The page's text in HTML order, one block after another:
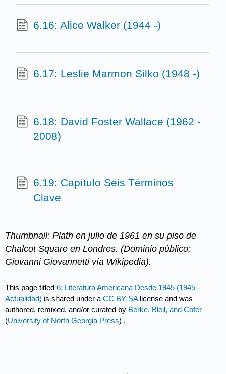
6.16: Alice Walker (1944 -)
6.17: Leslie Marmon Silko (1948 -)
6.18: David Foster Wallace (1962 -
2008)
6.19: Capítulo Seis Términos
Clave
Thumbnail: Plath en julio de 1961 en su piso de
Chalcot Square en Londres. (Dominio público;
Giovanni Giovannetti vía Wikipedia).
This page titled6: Literatura Americana Desde 1945 (1945 -
Actualidad) is shared under aCC BY-SA license and was
authored, remixed, and/or curated by Berke, Bleil, and Cofer
(University of North Georgia Press) .